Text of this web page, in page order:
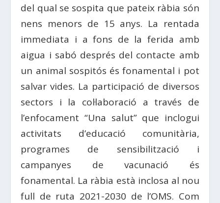
del qual se sospita que pateix ràbia són
nens menors de 15 anys. La rentada
immediata i a fons de la ferida amb
aigua i sabó després del contacte amb
un animal sospitós és fonamental i pot
salvar vides. La participació de diversos
sectors i la col·laboració a través de
l’enfocament “Una salut” que inclogui
activitats d’educació comunitària,
programes de sensibilització i
campanyes de vacunació és
fonamental. La ràbia està inclosa al nou
full de ruta 2021-2030 de l’OMS. Com